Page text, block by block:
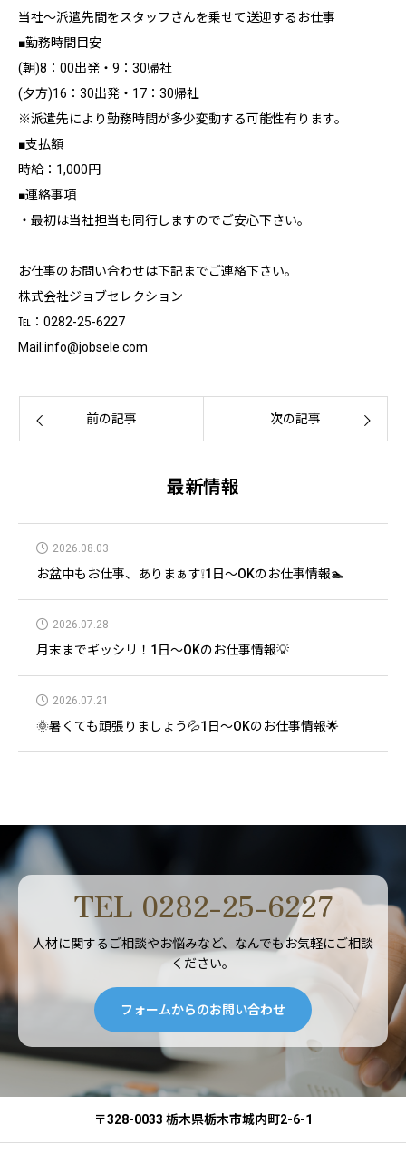
当社～派遣先間をスタッフさんを乗せて送迎するお仕事
■勤務時間目安
(朝)8：00出発・9：30帰社
(夕方)16：30出発・17：30帰社
※派遣先により勤務時間が多少変動する可能性有ります。
■支払額
時給：1,000円
■連絡事項
・最初は当社担当も同行しますのでご安心下さい。
お仕事のお問い合わせは下記までご連絡下さい。
株式会社ジョブセレクション
℡：0282-25-6227
Mail:info@jobsele.com
前の記事 次の記事
最新情報
2026.08.03
お盆中もお仕事、ありまぁす❕1日～OKのお仕事情報🏊
2026.07.28
月末までギッシリ！1日～OKのお仕事情報💡
2026.07.21
🌞暑くても頑張りましょう💦1日～OKのお仕事情報🌟
TEL 0282-25-6227
人材に関するご相談やお悩みなど、なんでもお気軽にご相談
ください。
フォームからのお問い合わせ
〒328-0033 栃木県栃木市城内町2-6-1